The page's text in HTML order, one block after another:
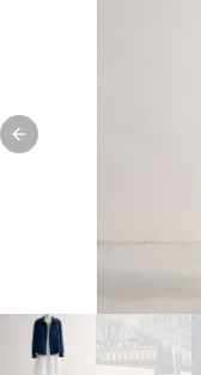
Previous slide